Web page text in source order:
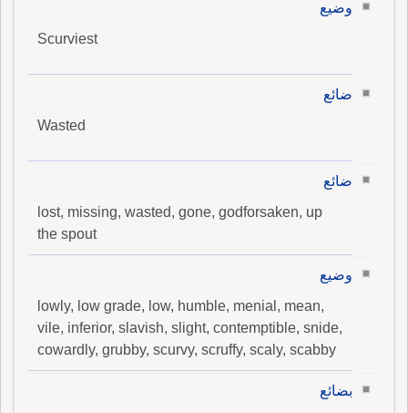
وضيع
Scurviest
ضائع
Wasted
ضائع
lost, missing, wasted, gone, godforsaken, up
the spout
وضيع
lowly, low grade, low, humble, menial, mean,
vile, inferior, slavish, slight, contemptible, snide,
cowardly, grubby, scurvy, scruffy, scaly, scabby
بضائع